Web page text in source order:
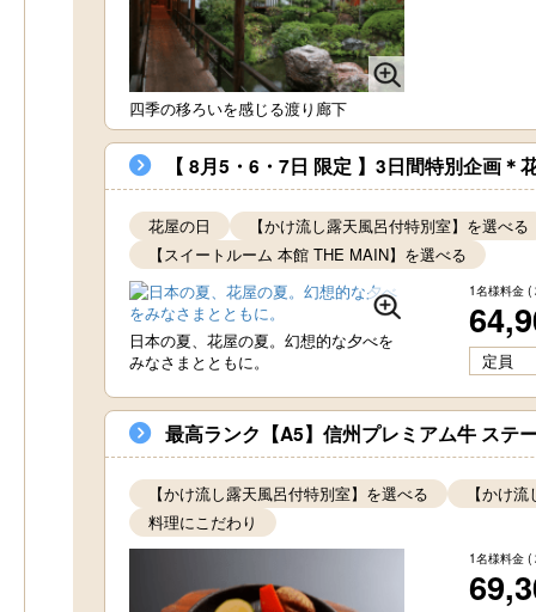
四季の移ろいを感じる渡り廊下
【 8月5・6・7日 限定 】3日間特別企画
花屋の日
【かけ流し露天風呂付特別室】を選べる
【スイートルーム 本館 THE MAIN】を選べる
日本の夏、花屋の夏。幻想的な夕べを
みなさまとともに。
1名様料金 (
定員
最高ランク【A5】信州プレミアム牛 ステ
【かけ流し露天風呂付特別室】を選べる
【かけ
料理にこだわり
1名様料金 (